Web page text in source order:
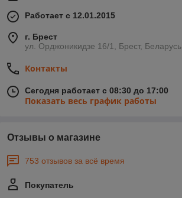
Работает с 12.01.2015
г. Брест
ул. Орджоникидзе 16/1, Брест, Беларусь
Контакты
Сегодня работает с 08:30 до 17:00
Показать весь график работы
Отзывы о магазине
753 отзывов за всё время
Покупатель